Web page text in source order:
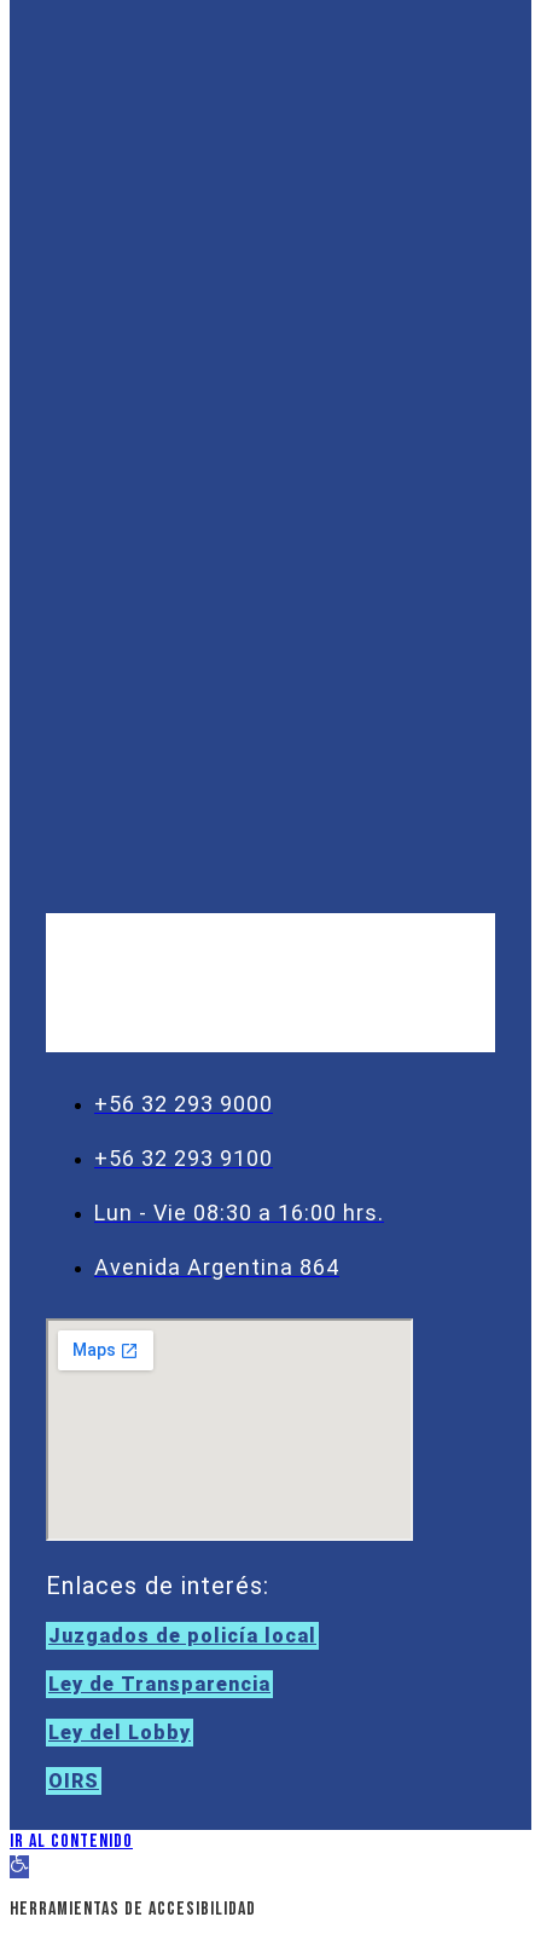
+56 32 293 9000
+56 32 293 9100
Lun - Vie 08:30 a 16:00 hrs.
Avenida Argentina 864
Enlaces de interés:
Juzgados de policía local
Ley de Transparencia
Ley del Lobby
OIRS
Ir al contenido
Abrir barra de herramientas
Herramientas de accesibilidad